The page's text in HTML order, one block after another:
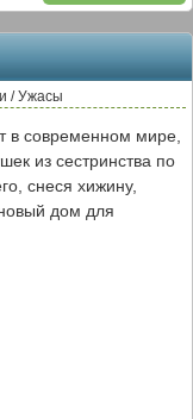
/ Ужасы
в современном мире,
из сестринства по
снеся хижину,
дом для